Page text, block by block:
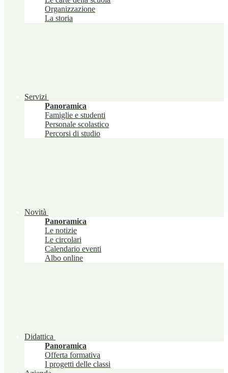
Organizzazione
La storia
Servizi
Panoramica
Famiglie e studenti
Personale scolastico
Percorsi di studio
Novità
Panoramica
Le notizie
Le circolari
Calendario eventi
Albo online
Didattica
Panoramica
Offerta formativa
I progetti delle classi